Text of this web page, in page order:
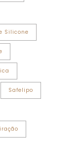
Silicone
Safelipo